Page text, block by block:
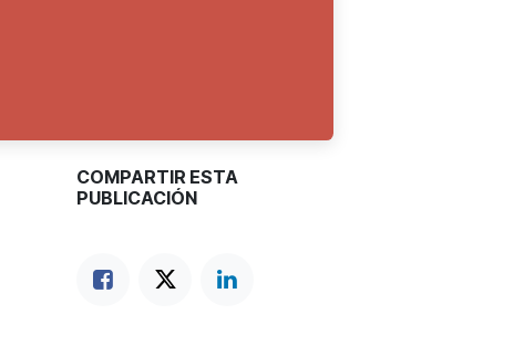
COMPARTIR ESTA
PUBLICACIÓN